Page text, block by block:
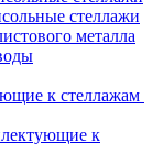
стеллажи
металла
к стеллажам
к